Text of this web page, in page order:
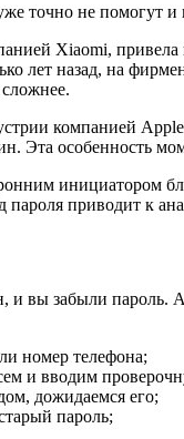
точно не помогут и
Xiaomi, привела
лет назад, на
компанией
Эта особенность
инициатором
приводит к
вы забыли пароль.
номер телефона;
и вводим
дожидаемся его;
пароль;